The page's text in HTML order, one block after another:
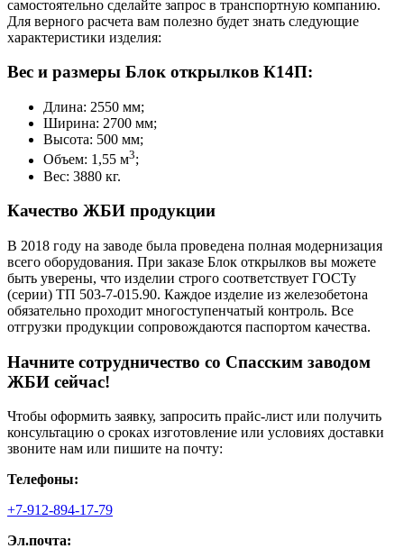
самостоятельно сделайте запрос в транспортную компанию.
Для верного расчета вам полезно будет знать следующие
характеристики изделия:
Вес и размеры Блок открылков К14П:
Длина: 2550 мм;
Ширина: 2700 мм;
Высота: 500 мм;
Объем: 1,55 м3;
Вес: 3880 кг.
Качество ЖБИ продукции
В 2018 году на заводе была проведена полная модернизация
всего оборудования. При заказе Блок открылков вы можете
быть уверены, что изделии строго соответствует ГОСТу
(серии) ТП 503-7-015.90. Каждое изделие из железобетона
обязательно проходит многоступенчатый контроль. Все
отгрузки продукции сопровождаются паспортом качества.
Начните сотрудничество со Cпасским заводом
ЖБИ сейчас!
Чтобы оформить заявку, запросить прайс-лист или получить
консультацию о сроках изготовление или условиях доставки
звоните нам или пишите на почту:
Телефоны:
+7-912-894-17-79
Эл.почта: